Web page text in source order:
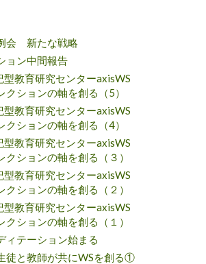
会 新たな戦略
ョン中間報告
教育研究センターaxisWS
クションの軸を創る（5）
教育研究センターaxisWS
クションの軸を創る（4）
教育研究センターaxisWS
ションの軸を創る（３）
教育研究センターaxisWS
ションの軸を創る（２）
教育研究センターaxisWS
ションの軸を創る（１）
ィテーション始まる
徒と教師が共にWSを創る①